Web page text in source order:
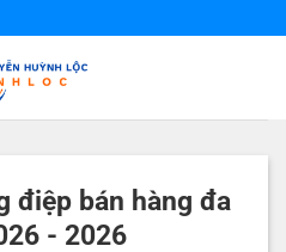
điệp bán hàng đa
- 2026